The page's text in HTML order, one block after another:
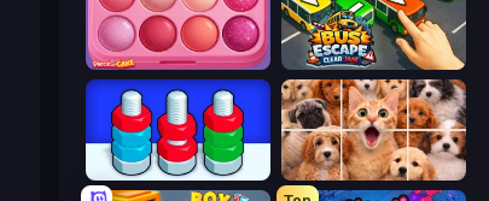
Piece of Cake: Merge and Bake Bus Escape: Clear Jam
Jigpic Solitaire